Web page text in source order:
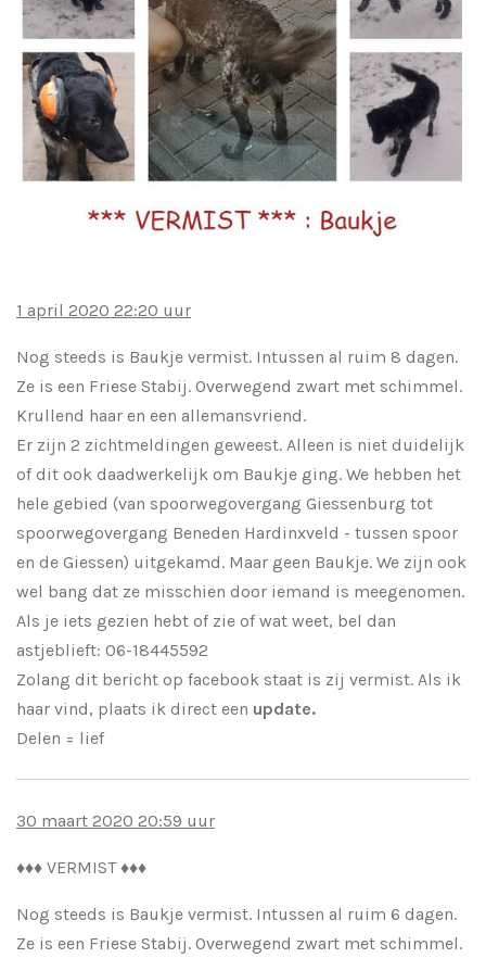
1 april 2020 22:20 uur
Nog steeds is Baukje vermist. Intussen al ruim 8 dagen.
Ze is een Friese Stabij. Overwegend zwart met schimmel.
Krullend haar en een allemansvriend.
Er zijn 2 zichtmeldingen geweest. Alleen is niet duidelijk
of dit ook daadwerkelijk om Baukje ging. We hebben het
hele gebied (van spoorwegovergang Giessenburg tot
spoorwegovergang Beneden Hardinxveld - tussen spoor
en de Giessen) uitgekamd. Maar geen Baukje. We zijn ook
wel bang dat ze misschien door iemand is meegenomen.
Als je iets gezien hebt of zie of wat weet, bel dan
astjeblieft: 06-18445592
Zolang dit bericht op facebook staat is zij vermist. Als ik
haar vind, plaats ik direct een update.
Delen = lief
30 maart 2020 20:59 uur
♦️♦️♦️ VERMIST ♦️♦️♦️
Nog steeds is Baukje vermist. Intussen al ruim 6 dagen.
Ze is een Friese Stabij. Overwegend zwart met schimmel.